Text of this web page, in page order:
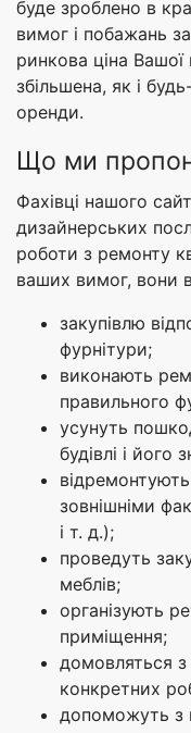
буде зроблено в
вимог і побажань
ринкова ціна
збільшена, як і
оренди.
Що ми
Фахівці нашого
дизайнерських
роботи з ремонту
ваших вимог, вони
закупівлю
фурнітури;
виконають
правильного
усунуть
будівлі і його
зовнішніми
і т. д.);
проведуть
меблів;
організують
приміщення;
домовляться
конкретних
допоможуть з